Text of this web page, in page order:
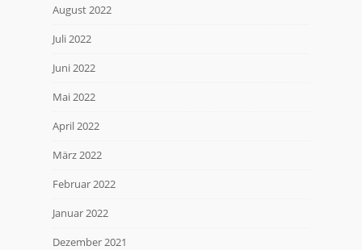
August 2022
Juli 2022
Juni 2022
Mai 2022
April 2022
März 2022
Februar 2022
Januar 2022
Dezember 2021